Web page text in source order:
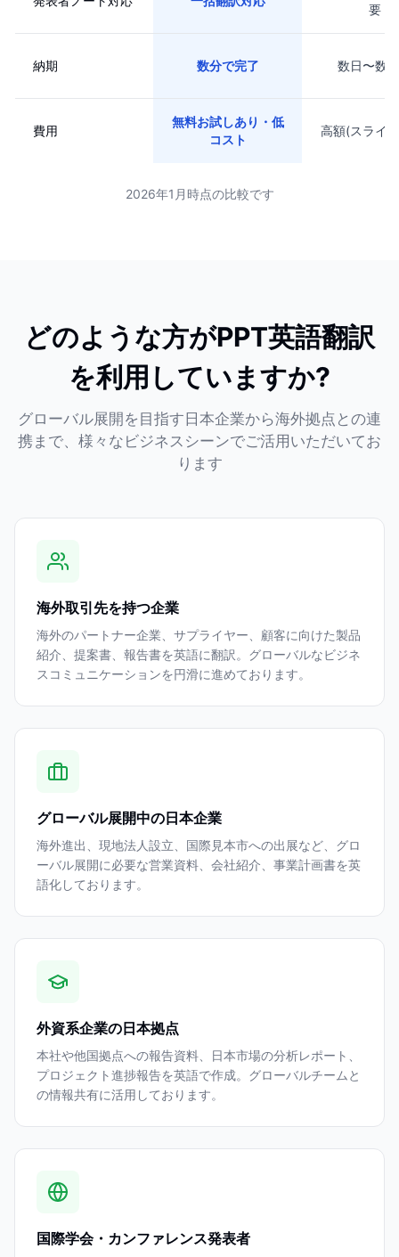
要
納期 数分で完了 数日〜数
費用
無料お試しあり・低
コスト
高額(スライ
2026年1月時点の比較です
どのような方がPPT英語翻訳
を利用していますか?
グローバル展開を目指す日本企業から海外拠点との連
携まで、様々なビジネスシーンでご活用いただいてお
ります
海外取引先を持つ企業
海外のパートナー企業、サプライヤー、顧客に向けた製品
紹介、提案書、報告書を英語に翻訳。グローバルなビジネ
スコミュニケーションを円滑に進めております。
グローバル展開中の日本企業
海外進出、現地法人設立、国際見本市への出展など、グロ
ーバル展開に必要な営業資料、会社紹介、事業計画書を英
語化しております。
外資系企業の日本拠点
本社や他国拠点への報告資料、日本市場の分析レポート、
プロジェクト進捗報告を英語で作成。グローバルチームと
の情報共有に活用しております。
国際学会・カンファレンス発表者